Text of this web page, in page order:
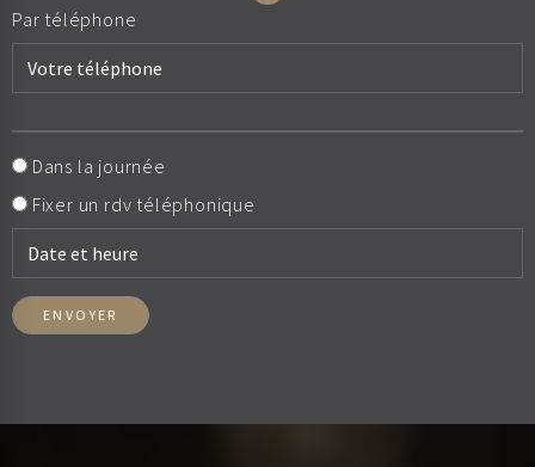
Par téléphone
Dans la journée
Fixer un rdv téléphonique